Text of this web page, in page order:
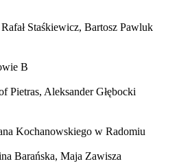
Staśkiewicz, Bartosz Pawluk
B
Pietras, Aleksander Głębocki
Kochanowskiego w Radomiu
Barańska, Maja Zawisza